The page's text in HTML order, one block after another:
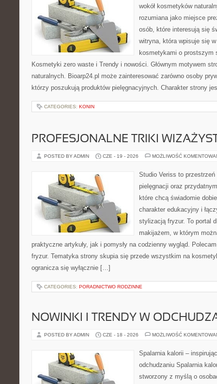
wokół kosmetyków
rozumiana jako miejsce
osób, które interesują się
witryna, która wpisuje się
kosmetykami o prostszym
Kosmetyki zero waste i Trendy i nowości. Głównym motywem
naturalnych. Bioarp24.pl może zainteresować zarówno osoby
którzy poszukują produktów pielęgnacyjnych. Charakter strony
CATEGORIES: KONIN
PROFESJONALNE TRIKI
POSTED BY ADMIN CZE - 19 - 2026 MOŻLIWOŚĆ
Studio Veriss to
pielęgnacji oraz
które chcą świadomie
charakter edukacyjny i
stylizacją fryzur. To portal
makijażem, w którym
praktyczne artykuły, jak i pomysły na codzienny wygląd.
fryzur. Tematyka strony skupia się przede wszystkim na
ogranicza się wyłącznie […]
CATEGORIES: PORADNICTWO RODZINNE
NOWINKI I TRENDY W
POSTED BY ADMIN CZE - 18 - 2026 MOŻLIWOŚĆ
Spalarnia kalorii –
odchudzaniu Spalarnia
stworzony z myślą o